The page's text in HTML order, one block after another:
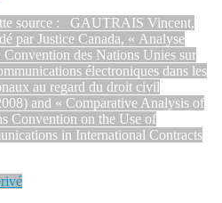
source : GAUTRAIS Vincent,
par Justice Canada, « Analyse
Convention des Nations Unies sur
électroniques dans les
au regard du droit civil
and « Comparative Analysis of
Convention on the Use of
in International Contracts